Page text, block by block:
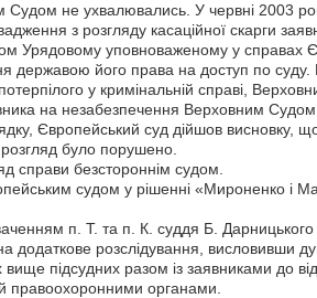
не ухвалювались. У червні 2003
з розгляду касаційної скарги
Урядовому уповноваженому у справах
державою його права на доступ по суду.
у кримінальній справі,
на незабезпечення Верховним Судом
Європейський суд дійшов висновку,
було порушено.
справи безстороннім судом.
судом у рішенні «Мироненко і
п. Т. та п. К. суддя Б. Дарницького
додаткове розслідування, висловивши
підсудних разом із заявниками до
правоохоронними органами.